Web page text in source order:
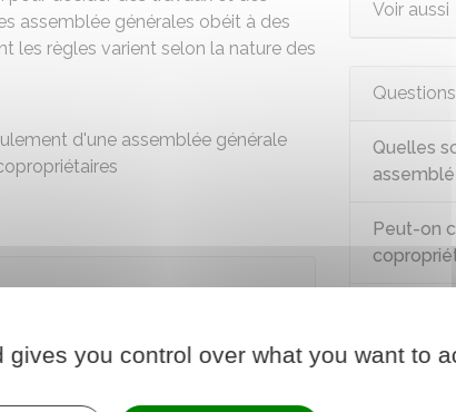
assemblée générales obéit à des
les règles varient selon la nature des
d'une assemblée générale
Voir aussi
Quelles
Peut-on
Peut-on
you control over what you want to